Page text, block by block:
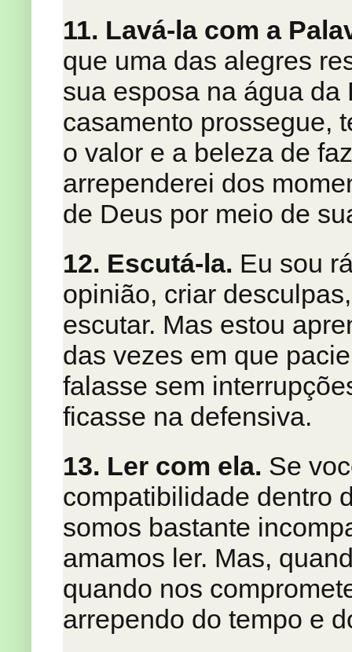
11. Lavá-la com a
que uma das alegres
sua esposa na água
casamento prossegue,
o valor e a beleza de
arrependerei dos
de Deus por meio de
12. Escutá-la. Eu sou
opinião, criar
escutar. Mas estou
das vezes em que
falasse sem
ficasse na defensiva.
13. Ler com ela. Se
compatibilidade dentro
somos bastante
amamos ler. Mas,
quando nos
arrependo do tempo e